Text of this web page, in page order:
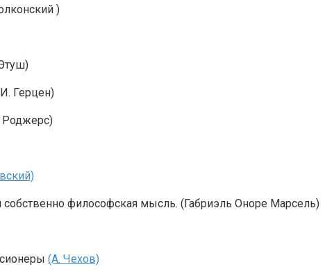
)
Герцен)
Роджерс)
философская мысль. (Габриэль Оноре Марсель)
(А. Чехов)